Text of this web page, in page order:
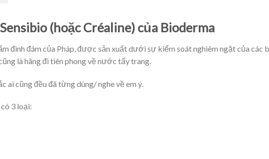
(hoặc Créaline) của Bioderma
đình đám của Pháp, được sản xuất dưới sự kiểm soát nghiêm ngặt của các
là hãng đi tiên phong về nước tẩy trang.
ai cũng đều đã từng dùng/ nghe về em ý.
3 loại: